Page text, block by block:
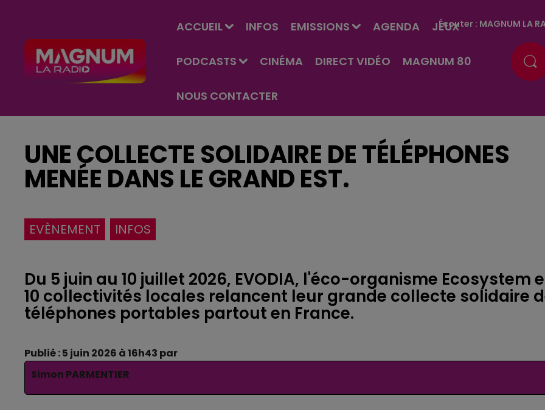
ACCUEIL INFOS EMISSIONS AGENDA JEUX
PODCASTS CINÉMA DIRECT VIDÉO MAGNUM 80
NOUS CONTACTER
Écouter : MAGNUM LA
UNE COLLECTE SOLIDAIRE DE TÉLÉPHONES
MENÉE DANS LE GRAND EST.
EVÈNEMENT INFOS
Du 5 juin au 10 juillet 2026, EVODIA, l'éco-organisme Ecosystem
10 collectivités locales relancent leur grande collecte solidaire
téléphones portables partout en France.
Publié : 5 juin 2026 à 16h43 par
Simon PARMENTIER